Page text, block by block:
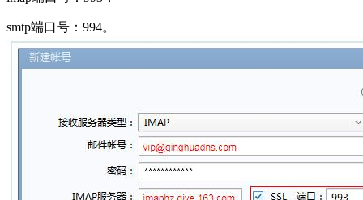
smtp端口号：994。